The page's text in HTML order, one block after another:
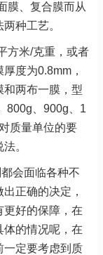
膜、复合膜而从
种工艺。
方米/克重，或者
度为0.8mm，
和两布一膜，型
800g、900g、1
质量单位的要
。
会面临各种不
正确的决定，
更好的保障，在
体的情况呢，在
一定要考虑到质